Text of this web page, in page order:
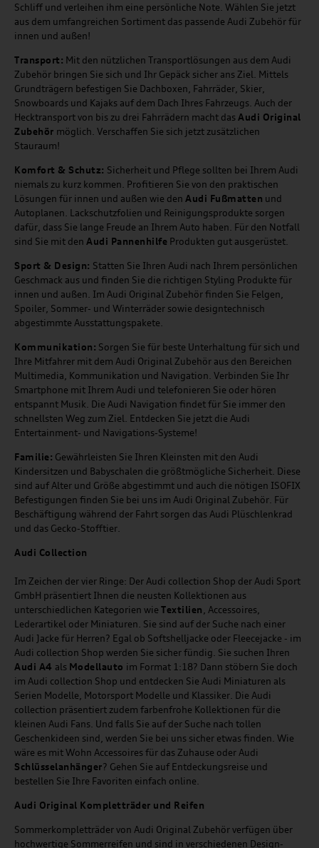
Schliff und verleihen ihm eine persönliche Note. Wählen Sie jetzt
aus dem umfangreichen Sortiment das passende Audi Zubehör für
innen und außen!
Transport: Mit den nützlichen Transportlösungen aus dem Audi
Zubehör bringen Sie sich und Ihr Gepäck sicher ans Ziel. Mittels
Grundträgern befestigen Sie Dachboxen, Fahrräder, Skier,
Snowboards und Kajaks auf dem Dach Ihres Fahrzeugs. Auch der
Hecktransport von bis zu drei Fahrrädern macht das Audi Original
Zubehör möglich. Verschaffen Sie sich jetzt zusätzlichen
Stauraum!
Komfort & Schutz: Sicherheit und Pflege sollten bei Ihrem Audi
niemals zu kurz kommen. Profitieren Sie von den praktischen
Lösungen für innen und außen wie den Audi Fußmatten und
Autoplanen. Lackschutzfolien und Reinigungsprodukte sorgen
dafür, dass Sie lange Freude an Ihrem Auto haben. Für den Notfall
sind Sie mit den Audi Pannenhilfe Produkten gut ausgerüstet.
Sport & Design: Statten Sie Ihren Audi nach Ihrem persönlichen
Geschmack aus und finden Sie die richtigen Styling Produkte für
innen und außen. Im Audi Original Zubehör finden Sie Felgen,
Spoiler, Sommer- und Winterräder sowie designtechnisch
abgestimmte Ausstattungspakete.
Kommunikation: Sorgen Sie für beste Unterhaltung für sich und
Ihre Mitfahrer mit dem Audi Original Zubehör aus den Bereichen
Multimedia, Kommunikation und Navigation. Verbinden Sie Ihr
Smartphone mit Ihrem Audi und telefonieren Sie oder hören
entspannt Musik. Die Audi Navigation findet für Sie immer den
schnellsten Weg zum Ziel. Entdecken Sie jetzt die Audi
Entertainment- und Navigations-Systeme!
Familie: Gewährleisten Sie Ihren Kleinsten mit den Audi
Kindersitzen und Babyschalen die größtmögliche Sicherheit. Diese
sind auf Alter und Größe abgestimmt und auch die nötigen ISOFIX
Befestigungen finden Sie bei uns im Audi Original Zubehör. Für
Beschäftigung während der Fahrt sorgen das Audi Plüschlenkrad
und das Gecko-Stofftier.
Audi Collection
Im Zeichen der vier Ringe: Der Audi collection Shop der Audi Sport
GmbH präsentiert Ihnen die neusten Kollektionen aus
unterschiedlichen Kategorien wie Textilien , Accessoires,
Lederartikel oder Miniaturen. Sie sind auf der Suche nach einer
Audi Jacke für Herren? Egal ob Softshelljacke oder Fleecejacke - im
Audi collection Shop werden Sie sicher fündig. Sie suchen Ihren
Audi A4 als Modellauto im Format 1:18? Dann stöbern Sie doch
im Audi collection Shop und entdecken Sie Audi Miniaturen als
Serien Modelle, Motorsport Modelle und Klassiker. Die Audi
collection präsentiert zudem farbenfrohe Kollektionen für die
kleinen Audi Fans. Und falls Sie auf der Suche nach tollen
Geschenkideen sind, werden Sie bei uns sicher etwas finden. Wie
wäre es mit Wohn Accessoires für das Zuhause oder Audi
Schlüsselanhänger? Gehen Sie auf Entdeckungsreise und
bestellen Sie Ihre Favoriten einfach online.
Audi Original Kompletträder und Reifen
Sommerkompletträder von Audi Original Zubehör verfügen über
hochwertige Sommerreifen und sind in verschiedenen Design-